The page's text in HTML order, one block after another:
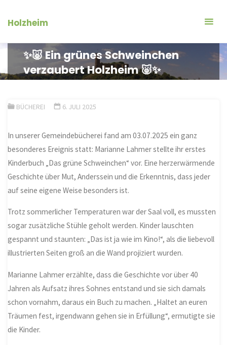
InhaltHolzheim
✨🐷 Ein grünes Schweinchen
verzaubert Holzheim 🐷✨
BÜCHEREI 6. JULI 2025
In unserer Gemeindebücherei fand am 03.07.2025 ein ganz
besonderes Ereignis statt: Marianne Lahmer stellte ihr erstes
Kinderbuch „Das grüne Schweinchen“ vor. Eine herzerwärmende
Geschichte über Mut, Anderssein und die Erkenntnis, dass jeder
auf seine eigene Weise besonders ist.
Trotz sommerlicher Temperaturen war der Saal voll, es mussten
sogar zusätzliche Stühle geholt werden. Kinder lauschten
gespannt und staunten: „Das ist ja wie im Kino!“, als die liebevoll
illustrierten Seiten groß an die Wand projiziert wurden.
Marianne Lahmer erzählte, dass die Geschichte vor über 40
Jahren als Aufsatz ihres Sohnes entstand und sie sich damals
schon vornahm, daraus ein Buch zu machen. „Haltet an euren
Träumen fest, irgendwann gehen sie in Erfüllung“, ermutigte sie
die Kinder.